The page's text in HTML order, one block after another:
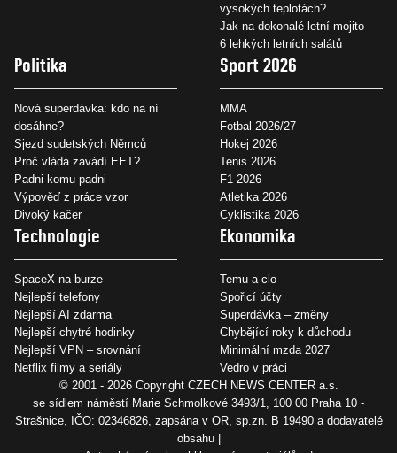
vysokých teplotách?
Jak na dokonalé letní mojito
6 lehkých letních salátů
Politika
Nová superdávka: kdo na ní
dosáhne?
Sjezd sudetských Němců
Proč vláda zavádí EET?
Padni komu padni
Výpověď z práce vzor
Divoký kačer
Sport 2026
MMA
Fotbal 2026/27
Hokej 2026
Tenis 2026
F1 2026
Atletika 2026
Cyklistika 2026
Technologie
SpaceX na burze
Nejlepší telefony
Nejlepší AI zdarma
Nejlepší chytré hodinky
Nejlepší VPN – srovnání
Netflix filmy a seriály
Ekonomika
Temu a clo
Spořicí účty
Superdávka – změny
Chybějící roky k důchodu
Minimální mzda 2027
Vedro v práci
© 2001 - 2026 Copyright CZECH NEWS CENTER a.s.
se sídlem náměstí Marie Schmolkové 3493/1, 100 00 Praha 10 -
Strašnice, IČO: 02346826, zapsána v OR, sp.zn. B 19490 a dodavatelé
obsahu